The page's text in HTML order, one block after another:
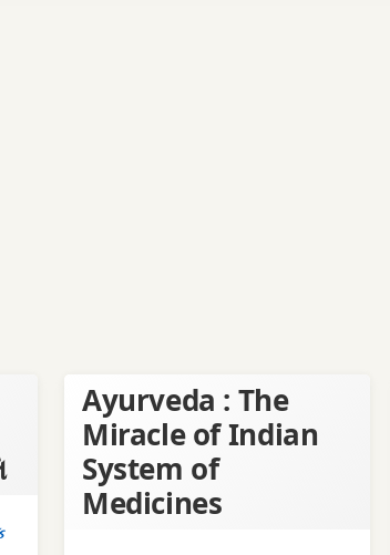
Ayurveda : The
Miracle of Indian
System of
Medicines